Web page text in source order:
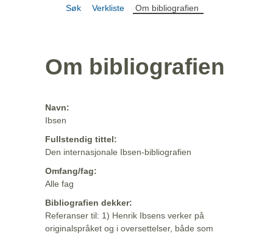
Søk Verkliste Om bibliografien
Om bibliografien
Navn:
Ibsen
Fullstendig tittel:
Den internasjonale Ibsen-bibliografien
Omfang/fag:
Alle fag
Bibliografien dekker:
Referanser til: 1) Henrik Ibsens verker på
originalspråket og i oversettelser, både som